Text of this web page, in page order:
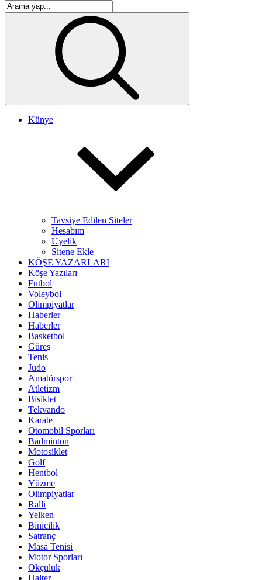
Künye
Tavsiye Edilen Siteler
Hesabım
Üyelik
Sitene Ekle
KÖŞE YAZARLARI
Köşe Yazıları
Futbol
Voleybol
Olimpiyatlar
Haberler
Haberler
Basketbol
Güreş
Tenis
Judo
Amatörspor
Atletizm
Bisiklet
Tekvando
Karate
Otomobil Sporları
Badminton
Motosiklet
Golf
Hentbol
Yüzme
Olimpiyatlar
Ralli
Yelken
Binicilik
Satranç
Masa Tenisi
Motor Sporları
Okçuluk
Halter